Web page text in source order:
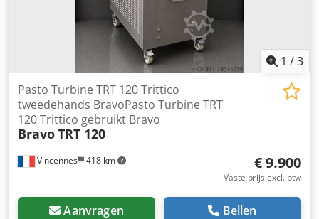
1 /3
Vincennes 418 km
Pasto Turbine TRT 120 Trittico
tweedehands BravoPasto Turbine TRT
120 Trittico gebruikt Bravo
BravoTRT 120
€ 9.900
Vaste prijs excl. btw
Aanvragen Bellen